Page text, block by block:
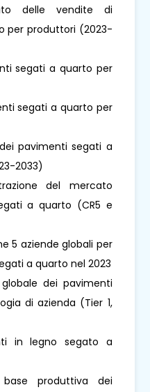
delle vendite di
per produttori (2023-
segati a quarto per
segati a quarto per
pavimenti segati a
2033)
del mercato
a quarto (CR5 e
5 aziende globali per
a quarto nel 2023
dei pavimenti
di azienda (Tier 1,
in legno segato a
base produttiva dei